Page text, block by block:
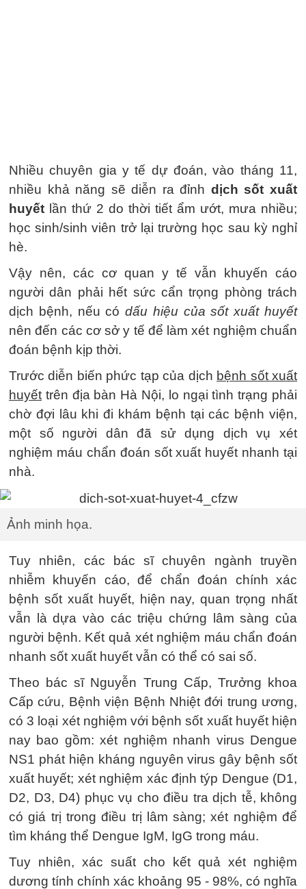
Nhiều chuyên gia y tế dự đoán, vào tháng 11,
nhiều khả năng sẽ diễn ra đỉnh dịch sốt xuất
huyết lần thứ 2 do thời tiết ẩm ướt, mưa nhiều;
học sinh/sinh viên trở lại trường học sau kỳ nghỉ
hè.
Vậy nên, các cơ quan y tế vẫn khuyến cáo
người dân phải hết sức cẩn trọng phòng trách
dịch bệnh, nếu códấu hiệu của sốt xuất huyết
nên đến các cơ sở y tế để làm xét nghiệm chuẩn
đoán bệnh kịp thời.
Trước diễn biến phức tạp của dịch bệnh sốt xuất
huyết trên địa bàn Hà Nội, lo ngại tình trạng phải
chờ đợi lâu khi đi khám bệnh tại các bệnh viện,
một số người dân đã sử dụng dịch vụ xét
nghiệm máu chẩn đoán sốt xuất huyết nhanh tại
nhà.
Ảnh minh họa.
Tuy nhiên, các bác sĩ chuyên ngành truyền
nhiễm khuyến cáo, để chẩn đoán chính xác
bệnh sốt xuất huyết, hiện nay, quan trọng nhất
vẫn là dựa vào các triệu chứng lâm sàng của
người bệnh. Kết quả xét nghiệm máu chẩn đoán
nhanh sốt xuất huyết vẫn có thể có sai số.
Theo bác sĩ Nguyễn Trung Cấp, Trưởng khoa
Cấp cứu, Bệnh viện Bệnh Nhiệt đới trung ương,
có 3 loại xét nghiệm với bệnh sốt xuất huyết hiện
nay bao gồm: xét nghiệm nhanh virus Dengue
NS1 phát hiện kháng nguyên virus gây bệnh sốt
xuất huyết; xét nghiệm xác định týp Dengue (D1,
D2, D3, D4) phục vụ cho điều tra dịch tễ, không
có giá trị trong điều trị lâm sàng; xét nghiệm để
tìm kháng thể Dengue IgM, IgG trong máu.
Tuy nhiên, xác suất cho kết quả xét nghiệm
dương tính chính xác khoảng 95 - 98%, có nghĩa